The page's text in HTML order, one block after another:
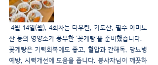
산 등의 영양소가 풍부한 '꽃게탕'을 준비했습니다.
꽃게탕은 기력회복에도 좋고, 혈압과 간해독, 당뇨병
예방, 시력개선에 도움을 줍니다. 봉사자님이 깨끗하